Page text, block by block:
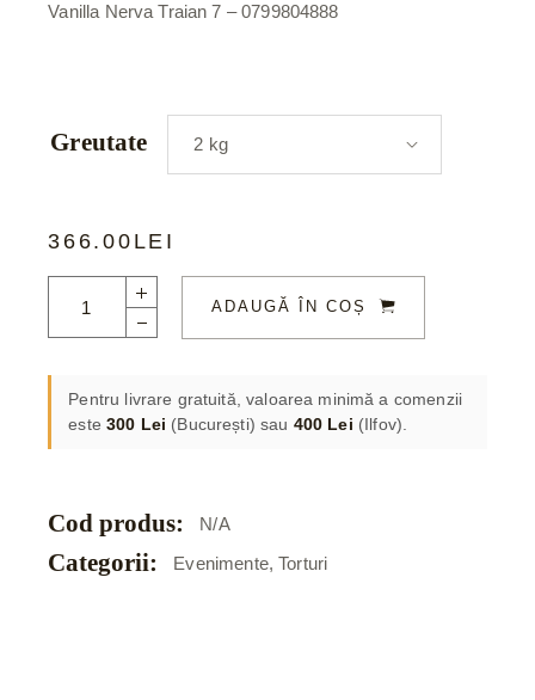
Vanilla Nerva Traian 7 – 0799804888
Greutate 2 kg
366.00 LEI
ADAUGĂ ÎN COȘ
Pentru livrare gratuită, valoarea minimă a comenzii
este300 Lei (București) sau 400 Lei (Ilfov).
Cod produs: N/A
Categorii: Evenimente,Torturi